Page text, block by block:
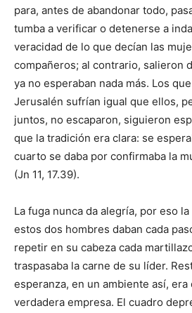
para, antes de abandonar todo,
tumba a verificar o detenerse a
veracidad de lo que decían las
compañeros; al contrario, salieron
ya no esperaban nada más. Los
Jerusalén sufrían igual que ellos,
juntos, no escaparon, siguieron
que la tradición era clara: se
cuarto se daba por confirmaba la
(Jn 11, 17.39).
La fuga nunca da alegría, por eso
estos dos hombres daban cada
repetir en su cabeza cada
tras­pasaba la carne de su líder.
esperanza, en un ambiente así,
verdadera empresa. El cuadro